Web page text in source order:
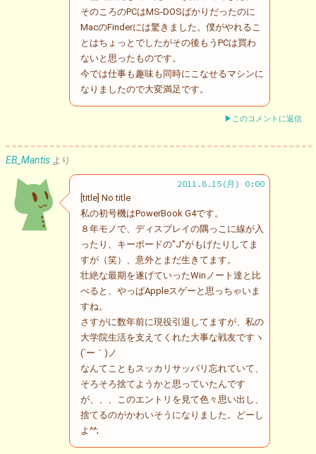
そのころのPCはMS-DOSばかりだったのに
MacのFinderには驚きました。僕がやれるこ
とはちょっとでしたがその後もうPCは買わ
ないと思ったものです。
今では仕事も趣味も同時にこなせるマシンに
なりましたので大変満足です。
▶このコメントに返信
EB_Mantis より
2011.8.15(月) 0:00
[title] No title
私の初号機はPowerBook G4です。
８年モノで、ディスプレイの隅っこに線が入
ったり、キーボードの"J"がもげたりしてま
すが（笑）、意外とまだ生きてます。
壮絶な最期を遂げていったWinノート達と比
べると、やっぱAppleスゲーと思っちゃいま
すね。
さすがに数年前に現役引退してますが、私の
大学院生活を支えてくれた大事な戦友ですヽ
(´ー｀)ノ
なんてこともスッカリサッパリ忘れていて、
そろそろ捨てようかと思っていたんです
が、、、このエントリを見て色々思い出し、
捨てるのがかわいそうになりました。どーし
よ^^;